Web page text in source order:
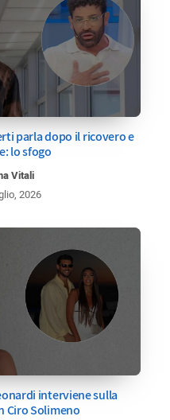
parla dopo il ricovero e
lo sfogo
Vitali
2026
interviene sulla
Ciro Solimeno